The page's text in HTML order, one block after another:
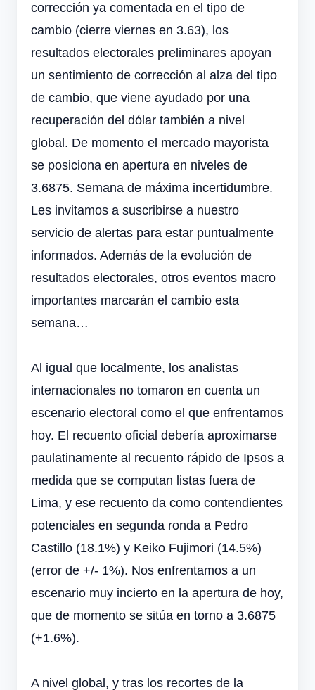
corrección ya comentada en el tipo de
cambio (cierre viernes en 3.63), los
resultados electorales preliminares apoyan
un sentimiento de corrección al alza del tipo
de cambio, que viene ayudado por una
recuperación del dólar también a nivel
global. De momento el mercado mayorista
se posiciona en apertura en niveles de
3.6875. Semana de máxima incertidumbre.
Les invitamos a suscribirse a nuestro
servicio de alertas para estar puntualmente
informados. Además de la evolución de
resultados electorales, otros eventos macro
importantes marcarán el cambio esta
semana…
Al igual que localmente, los analistas
internacionales no tomaron en cuenta un
escenario electoral como el que enfrentamos
hoy. El recuento oficial debería aproximarse
paulatinamente al recuento rápido de Ipsos a
medida que se computan listas fuera de
Lima, y ese recuento da como contendientes
potenciales en segunda ronda a Pedro
Castillo (18.1%) y Keiko Fujimori (14.5%)
(error de +/- 1%). Nos enfrentamos a un
escenario muy incierto en la apertura de hoy,
que de momento se sitúa en torno a 3.6875
(+1.6%).
A nivel global, y tras los recortes de la